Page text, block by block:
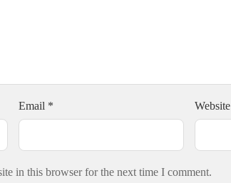
Email * Website
in this browser for the next time I comment.